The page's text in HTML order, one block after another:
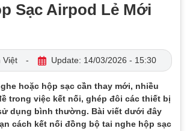
Sạc Airpod Lẻ Mới
Việt - Update: 14/03/2026 - 15:30
hoặc hộp sạc cần thay mới, nhiều
trong việc kết nối, ghép đôi các thiết bị
dụng bình thường. Bài viết dưới đây
cách kết nối đồng bộ tai nghe hộp sạc